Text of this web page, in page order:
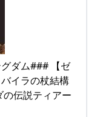
ダム### 【ゼ
イラの杖結構
伝説ティアー